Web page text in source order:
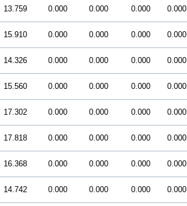
13.759 0.000 0.000 0.000 0.000
15.910 0.000 0.000 0.000 0.000
14.326 0.000 0.000 0.000 0.000
15.560 0.000 0.000 0.000 0.000
17.302 0.000 0.000 0.000 0.000
17.818 0.000 0.000 0.000 0.000
16.368 0.000 0.000 0.000 0.000
14.742 0.000 0.000 0.000 0.000